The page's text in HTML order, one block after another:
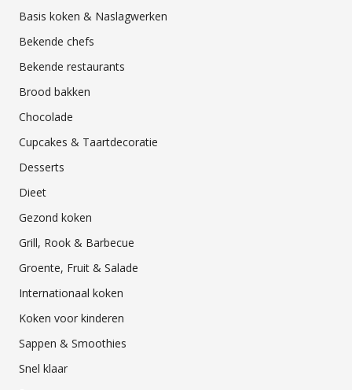
Basis koken & Naslagwerken
Bekende chefs
Bekende restaurants
Brood bakken
Chocolade
Cupcakes & Taartdecoratie
Desserts
Dieet
Gezond koken
Grill, Rook & Barbecue
Groente, Fruit & Salade
Internationaal koken
Koken voor kinderen
Sappen & Smoothies
Snel klaar